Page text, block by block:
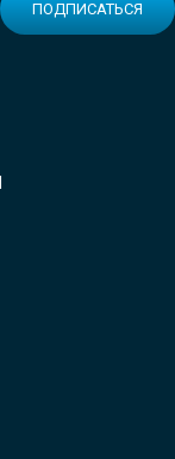
ПОДПИСАТЬСЯ